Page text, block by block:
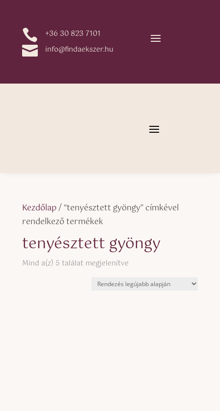
 +36 30 823 7101
 info@findaekszer.hu
Kezdőlap/ “tenyésztett gyöngy” címkével
rendelkező termékek
tenyésztett gyöngy
Mind a(z) 5 találat megjelenítveSorted
latest